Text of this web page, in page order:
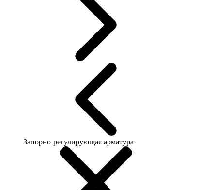
Запорно-регулирующая арматура